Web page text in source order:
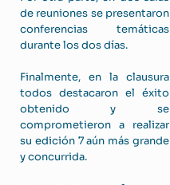
de reuniones se presentaron
conferencias temáticas
durante los dos días.
Finalmente, en la clausura
todos destacaron el éxito
obtenido y se
comprometieron a realizar
su edición 7 aún más grande
y concurrida.